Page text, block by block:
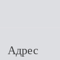
Адрес